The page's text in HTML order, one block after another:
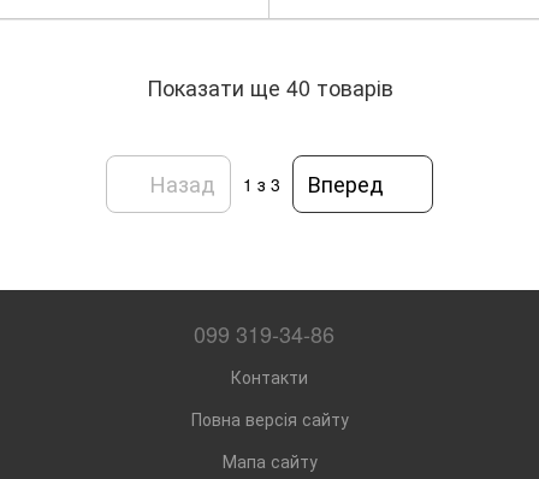
Показати ще 40 товарів
Назад 1 з 3 Вперед
099 319-34-86
Контакти
Повна версія сайту
Мапа сайту